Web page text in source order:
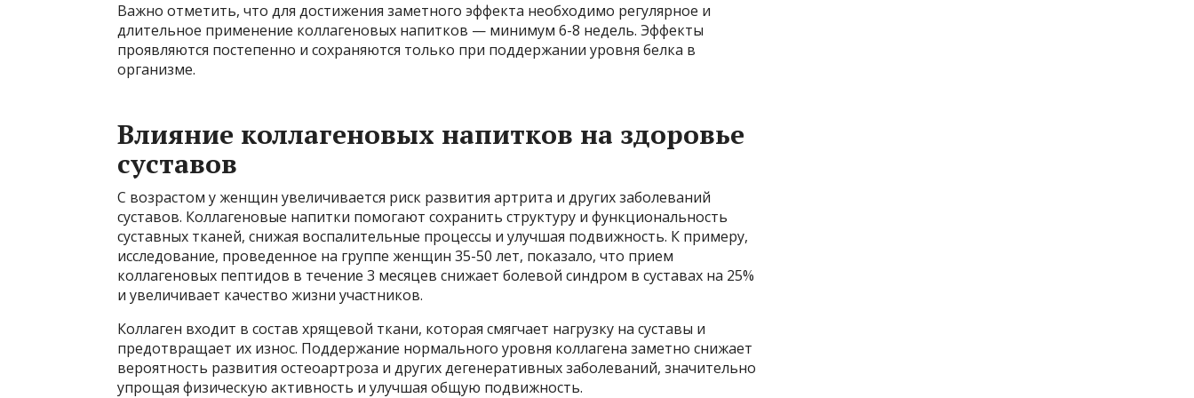
Важно отметить, что для достижения заметного эффекта необходимо регулярное и
длительное применение коллагеновых напитков — минимум 6-8 недель. Эффекты
проявляются постепенно и сохраняются только при поддержании уровня белка в
организме.
Влияние коллагеновых напитков на здоровье
суставов
С возрастом у женщин увеличивается риск развития артрита и других заболеваний
суставов. Коллагеновые напитки помогают сохранить структуру и функциональность
суставных тканей, снижая воспалительные процессы и улучшая подвижность. К примеру,
исследование, проведенное на группе женщин 35-50 лет, показало, что прием
коллагеновых пептидов в течение 3 месяцев снижает болевой синдром в суставах на 25%
и увеличивает качество жизни участников.
Коллаген входит в состав хрящевой ткани, которая смягчает нагрузку на суставы и
предотвращает их износ. Поддержание нормального уровня коллагена заметно снижает
вероятность развития остеоартроза и других дегенеративных заболеваний, значительно
упрощая физическую активность и улучшая общую подвижность.